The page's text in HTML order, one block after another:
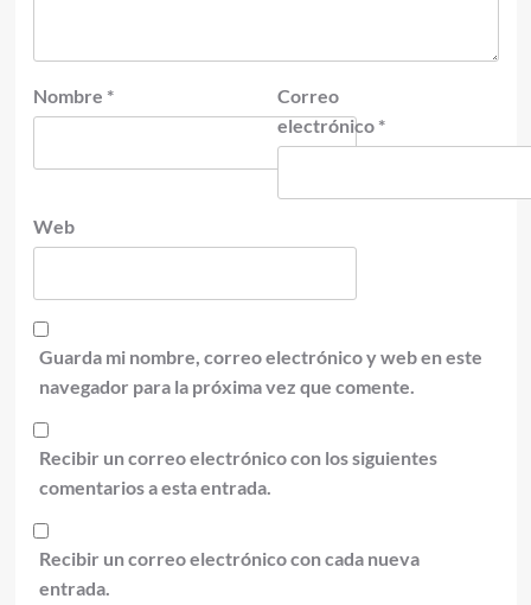
Nombre *
Correo
electrónico *
Web
Guarda mi nombre, correo electrónico y web en este
navegador para la próxima vez que comente.
Recibir un correo electrónico con los siguientes
comentarios a esta entrada.
Recibir un correo electrónico con cada nueva
entrada.